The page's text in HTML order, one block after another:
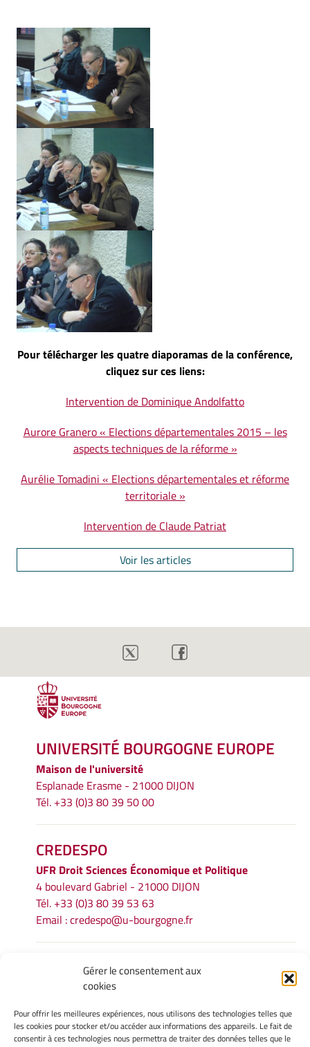
Gérer le consentement aux
cookies
Pour offrir les meilleures expériences, nous utilisons des technologies telles que
les cookies pour stocker et/ou accéder aux informations des appareils. Le fait de
consentir à ces technologies nous permettra de traiter des données telles que le
Pour télécharger les quatre diaporamas de la conférence,
cliquez sur ces liens:
Intervention de Dominique Andolfatto
Aurore Granero « Elections départementales 2015 – les
aspects techniques de la réforme »
Aurélie Tomadini « Elections départementales et réforme
territoriale »
Intervention de Claude Patriat
Voir les articles
UNIVERSITÉ BOURGOGNE EUROPE
Maison de l'université
Esplanade Erasme - 21000 DIJON
Tél. +33 (0)3 80 39 50 00
CREDESPO
UFR Droit Sciences Économique et Politique
4 boulevard Gabriel - 21000 DIJON
Tél. +33 (0)3 80 39 53 63
Email :credespo@u-bourgogne.fr
INFORMATIONS LÉGALES
Mentions légales
Politique de cookies
Déclaration de confidentialité